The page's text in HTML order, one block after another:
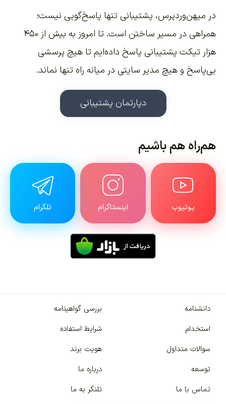
در میهن‌وردپرس، پشتیبانی تنها پاسخ‌گویی نیست؛
همراهی در مسیر ساختن است. تا امروز به بیش از ۴۵۰
هزار تیکت پشتیبانی پاسخ داده‌ایم تا هیچ پرسشی
بی‌پاسخ و هیچ مدیر سایتی در میانه راه تنها نماند.
دپارتمان پشتیبانی
هم‌راه هم باشیم
یوتیوب اینستاگرام تلگرام
دانشنامه
بررسی گواهینامه
استخدام
شرایط استفاده
سوالات متداول
هویت برند
توسعه
درباره ما
تماس با ما
تلنگر به ما